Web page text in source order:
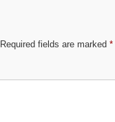
Required fields are marked *